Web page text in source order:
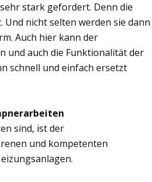
stark gefordert. Denn die
nicht selten werden sie dann
Auch hier kann der
und auch die Funktionalität der
schnell und einfach ersetzt
sind, ist der
und kompetenten